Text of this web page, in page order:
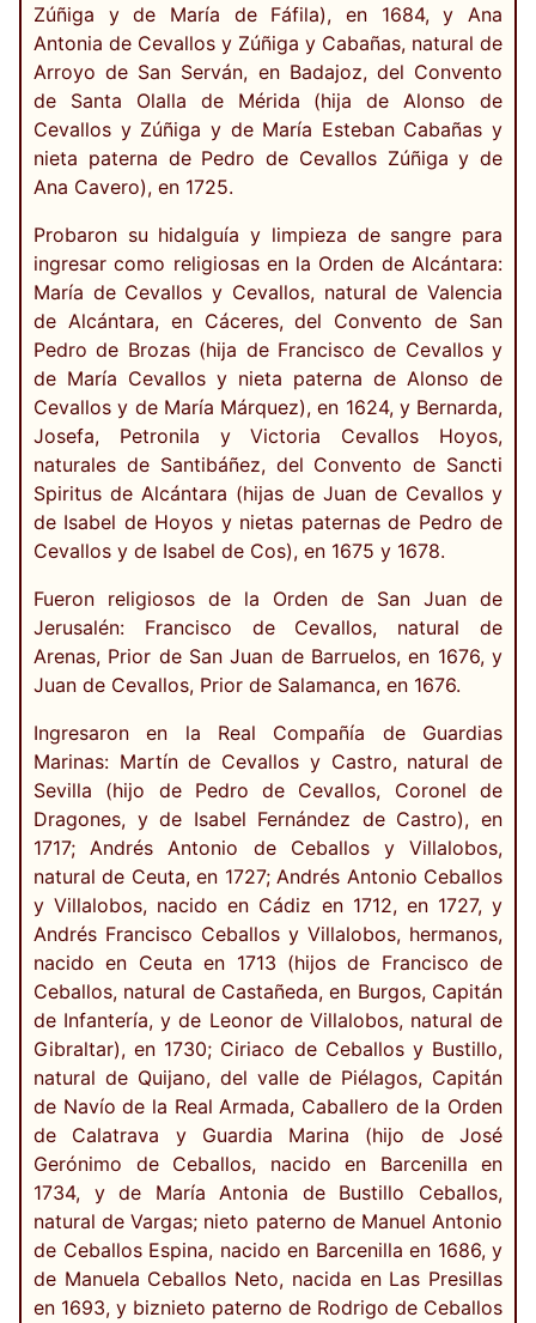
Zúñiga y de María de Fáfila), en 1684, y Ana
Antonia de Cevallos y Zúñiga y Cabañas, natural de
Arroyo de San Serván, en Badajoz, del Convento
de Santa Olalla de Mérida (hija de Alonso de
Cevallos y Zúñiga y de María Esteban Cabañas y
nieta paterna de Pedro de Cevallos Zúñiga y de
Ana Cavero), en 1725.
Probaron su hidalguía y limpieza de sangre para
ingresar como religiosas en la Orden de Alcántara:
María de Cevallos y Cevallos, natural de Valencia
de Alcántara, en Cáceres, del Convento de San
Pedro de Brozas (hija de Francisco de Cevallos y
de María Cevallos y nieta paterna de Alonso de
Cevallos y de María Márquez), en 1624, y Bernarda,
Josefa, Petronila y Victoria Cevallos Hoyos,
naturales de Santibáñez, del Convento de Sancti
Spiritus de Alcántara (hijas de Juan de Cevallos y
de Isabel de Hoyos y nietas paternas de Pedro de
Cevallos y de Isabel de Cos), en 1675 y 1678.
Fueron religiosos de la Orden de San Juan de
Jerusalén: Francisco de Cevallos, natural de
Arenas, Prior de San Juan de Barruelos, en 1676, y
Juan de Cevallos, Prior de Salamanca, en 1676.
Ingresaron en la Real Compañía de Guardias
Marinas: Martín de Cevallos y Castro, natural de
Sevilla (hijo de Pedro de Cevallos, Coronel de
Dragones, y de Isabel Fernández de Castro), en
1717; Andrés Antonio de Ceballos y Villalobos,
natural de Ceuta, en 1727; Andrés Antonio Ceballos
y Villalobos, nacido en Cádiz en 1712, en 1727, y
Andrés Francisco Ceballos y Villalobos, hermanos,
nacido en Ceuta en 1713 (hijos de Francisco de
Ceballos, natural de Castañeda, en Burgos, Capitán
de Infantería, y de Leonor de Villalobos, natural de
Gibraltar), en 1730; Ciriaco de Ceballos y Bustillo,
natural de Quijano, del valle de Piélagos, Capitán
de Navío de la Real Armada, Caballero de la Orden
de Calatrava y Guardia Marina (hijo de José
Gerónimo de Ceballos, nacido en Barcenilla en
1734, y de María Antonia de Bustillo Ceballos,
natural de Vargas; nieto paterno de Manuel Antonio
de Ceballos Espina, nacido en Barcenilla en 1686, y
de Manuela Ceballos Neto, nacida en Las Presillas
en 1693, y biznieto paterno de Rodrigo de Ceballos